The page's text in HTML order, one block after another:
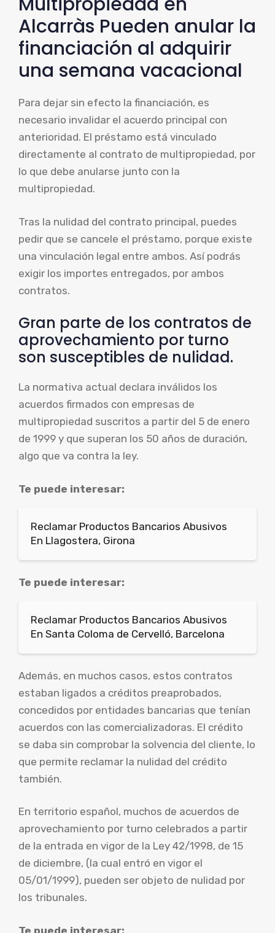
Alcarràs Pueden anular la
financiación al adquirir
una semana vacacional
Para dejar sin efecto la financiación, es
necesario invalidar el acuerdo principal con
anterioridad. El préstamo está vinculado
directamente al contrato de multipropiedad, por
lo que debe anularse junto con la
multipropiedad.
Tras la nulidad del contrato principal, puedes
pedir que se cancele el préstamo, porque existe
una vinculación legal entre ambos. Así podrás
exigir los importes entregados, por ambos
contratos.
Gran parte de los contratos de
aprovechamiento por turno
son susceptibles de nulidad.
La normativa actual declara inválidos los
acuerdos firmados con empresas de
multipropiedad suscritos a partir del 5 de enero
de 1999 y que superan los 50 años de duración,
algo que va contra la ley.
Te puede interesar:
Reclamar Productos Bancarios Abusivos
En Llagostera, Girona
Te puede interesar:
Reclamar Productos Bancarios Abusivos
En Santa Coloma de Cervelló, Barcelona
Además, en muchos casos, estos contratos
estaban ligados a créditos preaprobados,
concedidos por entidades bancarias que tenían
acuerdos con las comercializadoras. El crédito
se daba sin comprobar la solvencia del cliente, lo
que permite reclamar la nulidad del crédito
también.
En territorio español, muchos de acuerdos de
aprovechamiento por turno celebrados a partir
de la entrada en vigor de la Ley 42/1998, de 15
de diciembre, (la cual entró en vigor el
05/01/1999), pueden ser objeto de nulidad por
los tribunales.
Te puede interesar: